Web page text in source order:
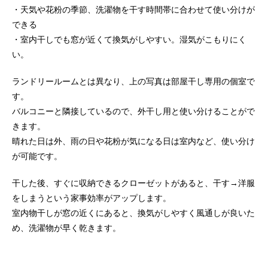
・天気や花粉の季節、洗濯物を干す時間帯に合わせて使い分けが
できる
・室内干しでも窓が近くて換気がしやすい。湿気がこもりにく
い。
ランドリールームとは異なり、上の写真は部屋干し専用の個室で
す。
バルコニーと隣接しているので、外干し用と使い分けることがで
きます。
晴れた日は外、雨の日や花粉が気になる日は室内など、使い分け
が可能です。
干した後、すぐに収納できるクローゼットがあると、干す→洋服
をしまうという家事効率がアップします。
室内物干しが窓の近くにあると、換気がしやすく風通しが良いた
め、洗濯物が早く乾きます。